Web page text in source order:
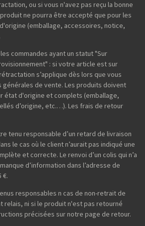
ou si vous n'avez pas reçu la bonne
ne pourra être accepté que pour les
(emballage, accessoires, notice,
commandes ayant un statut "Sur
: si votre article est sur
s’applique dès lors que vous
de vente. Les produits doivent
état d'origine et complets (emballage,
d’origine, etc.…). Les frais de retour
tenu responsable d’un retard de livraison
le cas où le client n’aurait pas indiqué une
et correcte. Le renvoi d’un colis qui n’a
d’information dans l’adresse de
€.
responsables n cas de non-retrait de
relais, ni si le produit n'est pas retourné
précisées sur notre page de retour.